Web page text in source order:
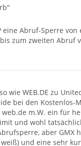
eine Abruf-Sperre von
zum zweiten Abruf
wie WEB.DE zu
bei den Kostenlos-
m.W. ein für
und wohl
aber GMX
und eine sehr